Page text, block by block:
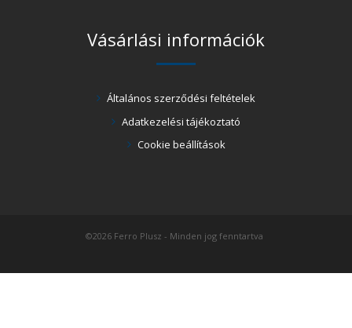
Vásárlási információk
Általános szerződési feltételek
Adatkezelési tájékoztató
Cookie beállítások
©2026 Ferro Plusz - Minden jog fenntartva